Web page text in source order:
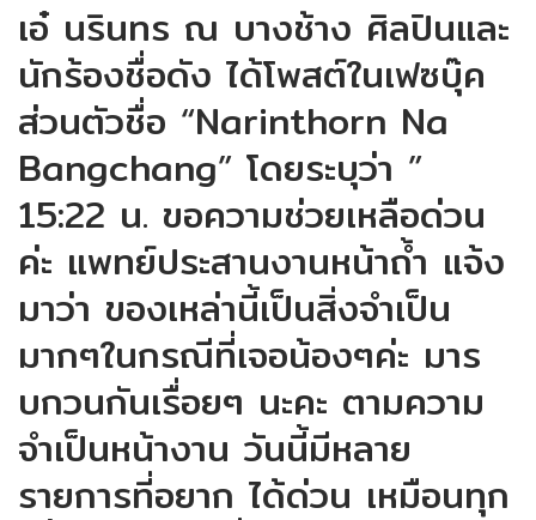
เอ๋ นรินทร ณ บางช้าง ศิลปินและ
นักร้องชื่อดัง ได้โพสต์ในเฟซบุ๊ค
ส่วนตัวชื่อ “Narinthorn Na
Bangchang” โดยระบุว่า ”
15:22 น. ขอความช่วยเหลือด่วน
ค่ะ แพทย์ประสานงานหน้าถ้ำ แจ้ง
มาว่า ของเหล่านี้เป็นสิ่งจำเป็น
มากๆในกรณีที่เจอน้องๆค่ะ มาร
บกวนกันเรื่อยๆ นะคะ ตามความ
จำเป็นหน้างาน วันนี้มีหลาย
รายการที่อยาก ได้ด่วน เหมือนทุก